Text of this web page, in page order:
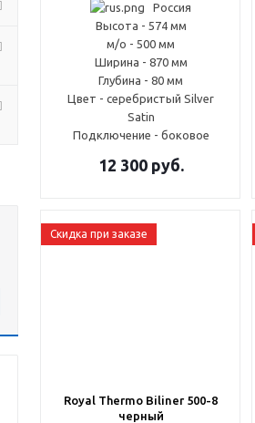
Россия
Высота - 574 мм
м/о - 500 мм
Ширина - 870 мм
Глубина - 80 мм
Цвет - серебристый Silver
Satin
Подключение - боковое
12 300руб.
Скидка при заказе
Royal Thermo Biliner 500-8
черный